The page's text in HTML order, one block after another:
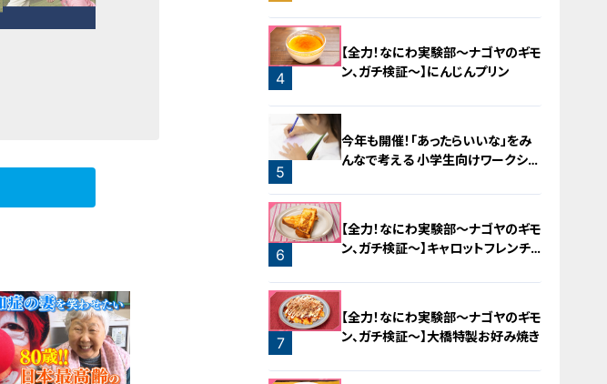
4
【全力！なにわ実験部～ナゴヤのギモ
ン、ガチ検証～】にんじんプリン
5
今年も開催！「あったらいいな」をみ
んなで考える 小学生向けワークショ
6
【全力！なにわ実験部～ナゴヤのギモ
ン、ガチ検証～】キャロットフレンチ
7
【全力！なにわ実験部～ナゴヤのギモ
ン、ガチ検証～】大橋特製お好み焼き